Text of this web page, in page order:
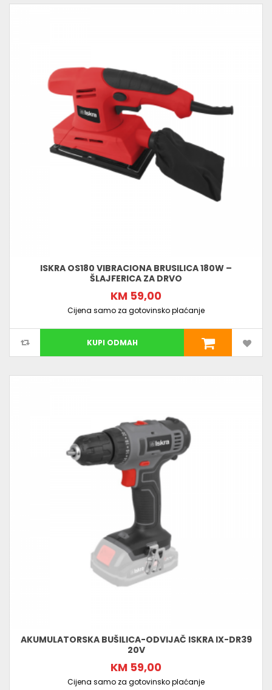
ISKRA OS180 VIBRACIONA BRUSILICA 180W –
ŠLAJFERICA ZA DRVO
KM 59,00
Cijena samo za gotovinsko plaćanje
KUPI ODMAH
AKUMULATORSKA BUŠILICA-ODVIJAČ ISKRA IX-DR39
20V
KM 59,00
Cijena samo za gotovinsko plaćanje